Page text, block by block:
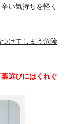
い気持ちを軽く
けてしまう危険
葉選びにはくれぐ